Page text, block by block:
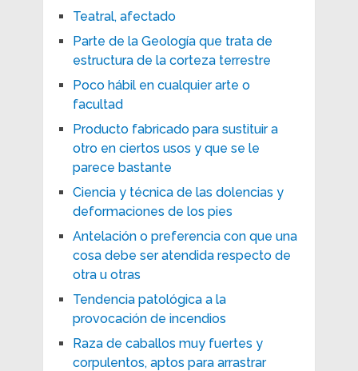
Teatral, afectado
Parte de la Geología que trata de
estructura de la corteza terrestre
Poco hábil en cualquier arte o
facultad
Producto fabricado para sustituir a
otro en ciertos usos y que se le
parece bastante
Ciencia y técnica de las dolencias y
deformaciones de los pies
Antelación o preferencia con que una
cosa debe ser atendida respecto de
otra u otras
Tendencia patológica a la
provocación de incendios
Raza de caballos muy fuertes y
corpulentos, aptos para arrastrar